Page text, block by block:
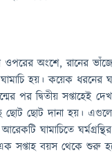
অংশে, রানের
হয়। কয়েক ধরনের
পর দ্বিতীয় সপ্তাহেই
ছোট ছোট দানা হয়।
আরেকটি ঘামাচিতে
সপ্তাহ বয়স থেকে শুরু